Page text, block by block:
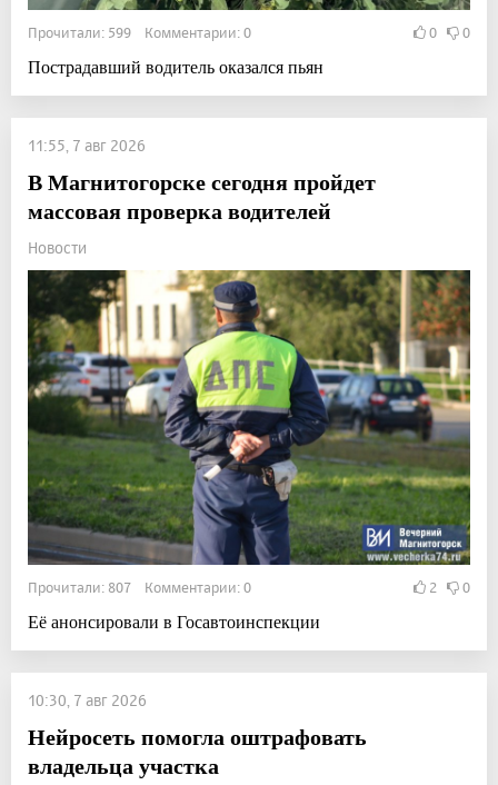
Прочитали: 599 Комментарии: 0 0 0
Пострадавший водитель оказался пьян
11:55, 7 авг 2026
В Магнитогорске сегодня пройдет
массовая проверка водителей
Новости
Прочитали: 807 Комментарии: 0 2 0
Её анонсировали в Госавтоинспекции
10:30, 7 авг 2026
Нейросеть помогла оштрафовать
владельца участка